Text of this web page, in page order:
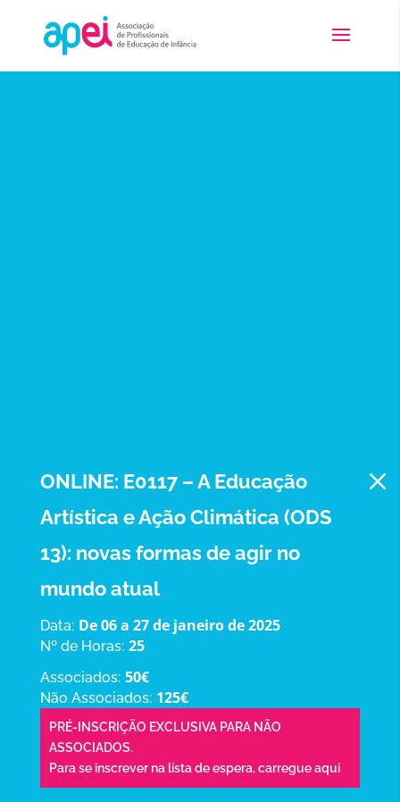
ONLINE: E0117 – A Educação
Artística e Ação Climática (ODS
13): novas formas de agir no
mundo atual
Data: De 06 a 27 de janeiro de 2025
Nº de Horas: 25
Associados: 50€
Não Associados: 125€
PRÉ-INSCRIÇÃO EXCLUSIVA PARA NÃO
ASSOCIADOS.
Para se inscrever na lista de espera,carregue aqui
M